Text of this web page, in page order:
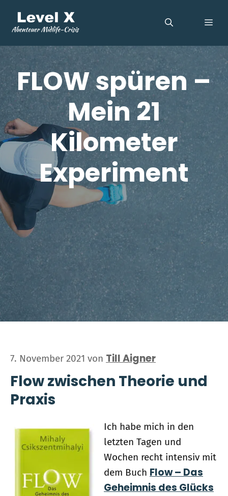
Inhalt
FLOW spüren –
Mein 21
Kilometer
Experiment
7. November 2021 von Till Aigner
Flow zwischen Theorie und
Praxis
Ich habe mich in den
letzten Tagen und
Wochen recht intensiv mit
dem Buch Flow – Das
Geheimnis des Glücks